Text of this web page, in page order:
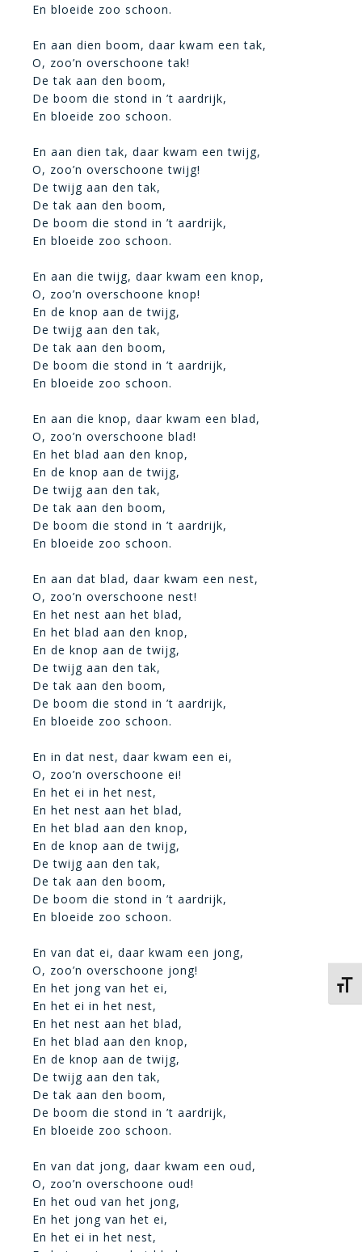
En bloeide zoo schoon.
En aan dien boom, daar kwam een tak,
O, zoo’n overschoone tak!
De tak aan den boom,
De boom die stond in ’t aardrijk,
En bloeide zoo schoon.
En aan dien tak, daar kwam een twijg,
O, zoo’n overschoone twijg!
De twijg aan den tak,
De tak aan den boom,
De boom die stond in ’t aardrijk,
En bloeide zoo schoon.
En aan die twijg, daar kwam een knop,
O, zoo’n overschoone knop!
En de knop aan de twijg,
De twijg aan den tak,
De tak aan den boom,
De boom die stond in ’t aardrijk,
En bloeide zoo schoon.
En aan die knop, daar kwam een blad,
O, zoo’n overschoone blad!
En het blad aan den knop,
En de knop aan de twijg,
De twijg aan den tak,
De tak aan den boom,
De boom die stond in ’t aardrijk,
En bloeide zoo schoon.
En aan dat blad, daar kwam een nest,
O, zoo’n overschoone nest!
En het nest aan het blad,
En het blad aan den knop,
En de knop aan de twijg,
De twijg aan den tak,
De tak aan den boom,
De boom die stond in ’t aardrijk,
En bloeide zoo schoon.
En in dat nest, daar kwam een ei,
O, zoo’n overschoone ei!
En het ei in het nest,
En het nest aan het blad,
En het blad aan den knop,
En de knop aan de twijg,
De twijg aan den tak,
De tak aan den boom,
De boom die stond in ’t aardrijk,
En bloeide zoo schoon.
En van dat ei, daar kwam een jong,
O, zoo’n overschoone jong!
En het jong van het ei,
En het ei in het nest,
En het nest aan het blad,
En het blad aan den knop,
En de knop aan de twijg,
De twijg aan den tak,
De tak aan den boom,
De boom die stond in ’t aardrijk,
En bloeide zoo schoon.
En van dat jong, daar kwam een oud,
O, zoo’n overschoone oud!
En het oud van het jong,
En het jong van het ei,
En het ei in het nest,